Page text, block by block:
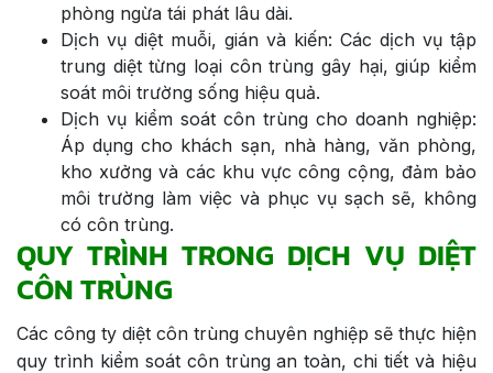
phòng ngừa tái phát lâu dài.
Dịch vụ diệt muỗi, gián và kiến: Các dịch vụ tập
trung diệt từng loại côn trùng gây hại, giúp kiểm
soát môi trường sống hiệu quả.
Dịch vụ kiểm soát côn trùng cho doanh nghiệp:
Áp dụng cho khách sạn, nhà hàng, văn phòng,
kho xưởng và các khu vực công cộng, đảm bảo
môi trường làm việc và phục vụ sạch sẽ, không
có côn trùng.
QUY TRÌNH TRONG DỊCH VỤ DIỆT
CÔN TRÙNG
Các công ty diệt côn trùng chuyên nghiệp sẽ thực hiện
quy trình kiểm soát côn trùng an toàn, chi tiết và hiệu